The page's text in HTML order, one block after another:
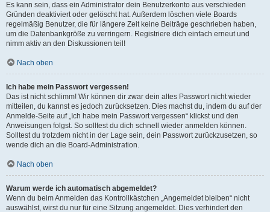
Es kann sein, dass ein Administrator dein Benutzerkonto aus verschieden
Gründen deaktiviert oder gelöscht hat. Außerdem löschen viele Boards
regelmäßig Benutzer, die für längere Zeit keine Beiträge geschrieben haben,
um die Datenbankgröße zu verringern. Registriere dich einfach erneut und
nimm aktiv an den Diskussionen teil!
Nach oben
Ich habe mein Passwort vergessen!
Das ist nicht schlimm! Wir können dir zwar dein altes Passwort nicht wieder
mitteilen, du kannst es jedoch zurücksetzen. Dies machst du, indem du auf der
Anmelde-Seite auf „Ich habe mein Passwort vergessen“ klickst und den
Anweisungen folgst. So solltest du dich schnell wieder anmelden können.
Solltest du trotzdem nicht in der Lage sein, dein Passwort zurückzusetzen, so
wende dich an die Board-Administration.
Nach oben
Warum werde ich automatisch abgemeldet?
Wenn du beim Anmelden das Kontrollkästchen „Angemeldet bleiben“ nicht
auswählst, wirst du nur für eine Sitzung angemeldet. Dies verhindert den